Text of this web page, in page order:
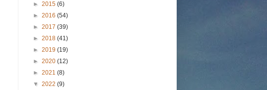
► 2015 (6)
► 2016 (54)
► 2017 (39)
► 2018 (41)
► 2019 (19)
► 2020 (12)
► 2021 (8)
▼ 2022 (9)